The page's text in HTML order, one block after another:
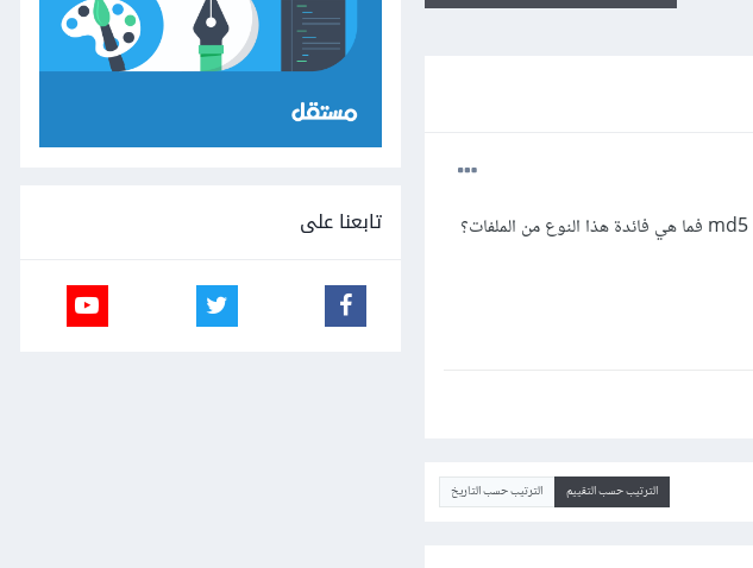
الترتيب حسب التقييم الترتيب حسب التاريخ
تابعنا على